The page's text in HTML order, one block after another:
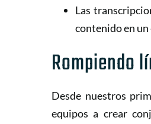
Las
contenido en
Rompiendo
Desde nuestros
equipos a crear